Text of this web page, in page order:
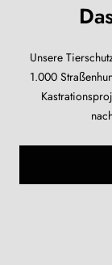
Unsere
1.000